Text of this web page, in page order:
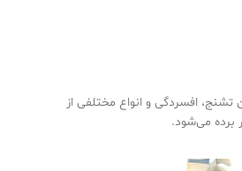
افسردگی و انواع مختلفی از
برده می‌شود.